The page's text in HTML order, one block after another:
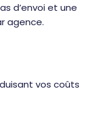
d’envoi et une
agence.
vos coûts